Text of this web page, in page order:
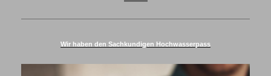
Wir haben den Sachkundigen Hochwasserpass